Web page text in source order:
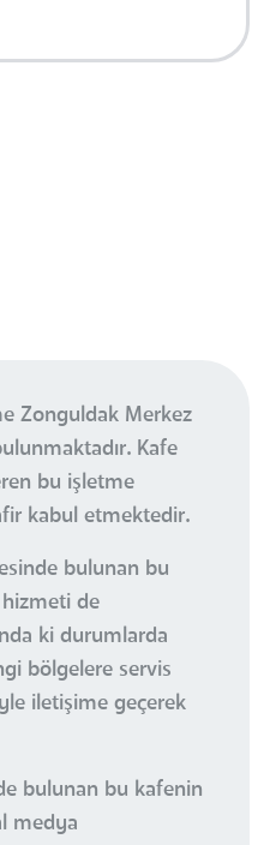
Zonguldak Merkez
Kafe
bu işletme
kabul etmektedir.
bulunan bu
hizmeti de
ki durumlarda
bölgelere servis
iletişime geçerek
bulunan bu kafenin
medya